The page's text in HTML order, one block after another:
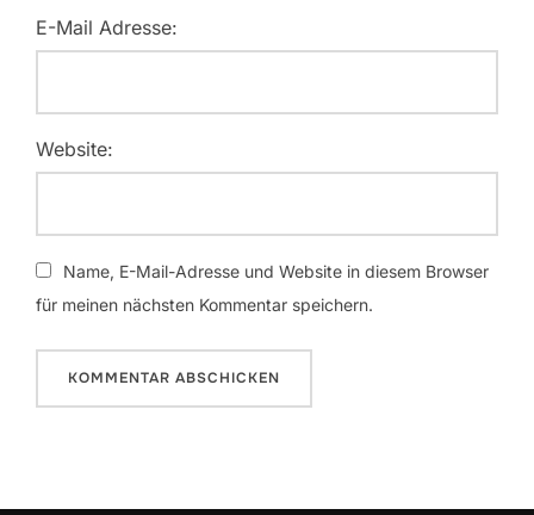
E-Mail Adresse:
Website:
Name, E-Mail-Adresse und Website in diesem Browser
für meinen nächsten Kommentar speichern.